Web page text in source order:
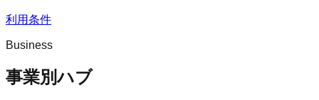
利用条件
Business
事業別ハブ